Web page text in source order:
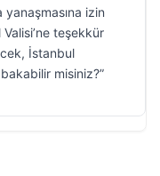
yanaşmasına izin
teşekkür
İstanbul
misiniz?”